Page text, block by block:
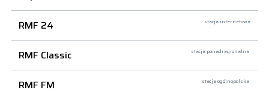
RMF 24 stacja internetowa
RMF Classic stacja ponadregionalna
RMF FM stacja ogólnopolska